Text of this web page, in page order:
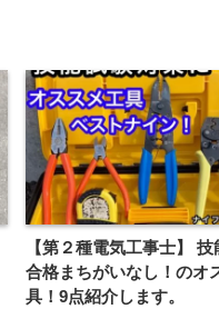
【第２種電気工事士】
合格まちがいなし！のオ
具！9点紹介します。